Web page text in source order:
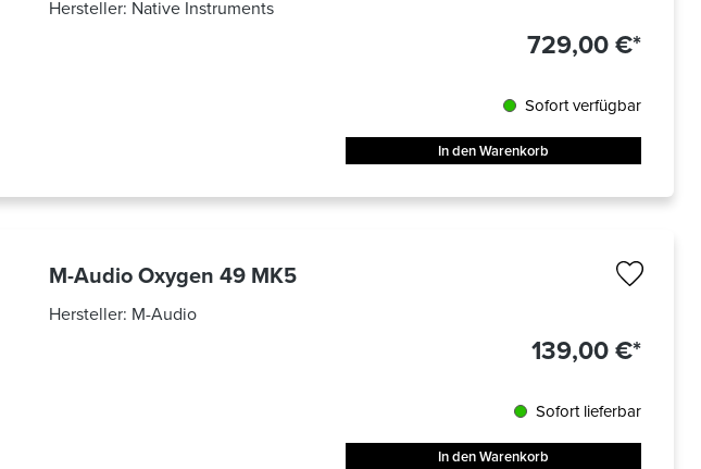
Hersteller: Native Instruments
729,00 €*
Sofort verfügbar
In den Warenkorb
M-Audio Oxygen 49 MK5
Hersteller: M-Audio
139,00 €*
Sofort lieferbar
In den Warenkorb